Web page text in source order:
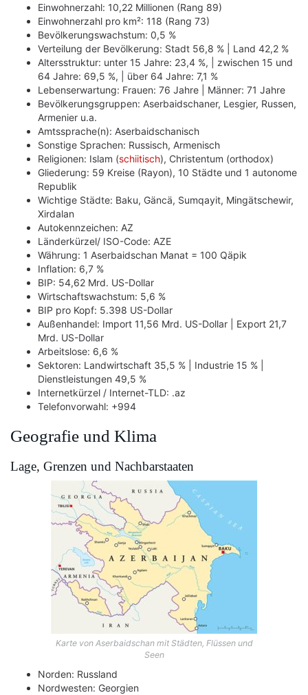
Einwohnerzahl: 10,22 Millionen (Rang 89)
Einwohnerzahl pro km²: 118 (Rang 73)
Bevölkerungswachstum: 0,5 %
Verteilung der Bevölkerung: Stadt 56,8 % | Land 42,2 %
Altersstruktur: unter 15 Jahre: 23,4 %, | zwischen 15 und
64 Jahre: 69,5 %, | über 64 Jahre: 7,1 %
Lebenserwartung: Frauen: 76 Jahre | Männer: 71 Jahre
Bevölkerungsgruppen: Aserbaidschaner, Lesgier, Russen,
Armenier u.a.
Amtssprache(n): Aserbaidschanisch
Sonstige Sprachen: Russisch, Armenisch
Religionen: Islam (schiitisch), Christentum (orthodox)
Gliederung: 59 Kreise (Rayon), 10 Städte und 1 autonome
Republik
Wichtige Städte: Baku, Gäncä, Sumqayit, Mingätschewir,
Xirdalan
Autokennzeichen: AZ
Länderkürzel/ ISO-Code: AZE
Währung: 1 Aserbaidschan Manat = 100 Qäpik
Inflation: 6,7 %
BIP: 54,62 Mrd. US-Dollar
Wirtschaftswachstum: 5,6 %
BIP pro Kopf: 5.398 US-Dollar
Außenhandel: Import 11,56 Mrd. US-Dollar | Export 21,7
Mrd. US-Dollar
Arbeitslose: 6,6 %
Sektoren: Landwirtschaft 35,5 % | Industrie 15 % |
Dienstleistungen 49,5 %
Internetkürzel / Internet-TLD: .az
Telefonvorwahl: +994
Geografie und Klima
Lage, Grenzen und Nachbarstaaten
Karte von Aserbaidschan mit Städten, Flüssen und
Seen
Norden: Russland
Nordwesten: Georgien